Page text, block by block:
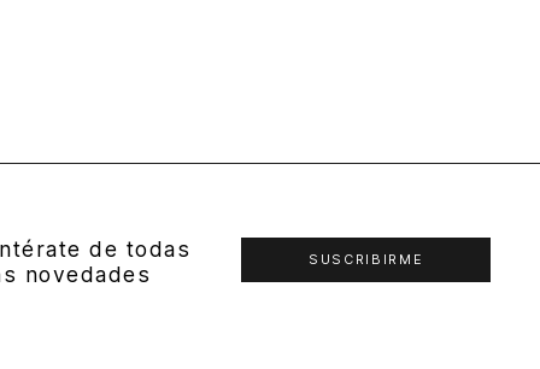
de todas
novedades
SUSCRIBIRME